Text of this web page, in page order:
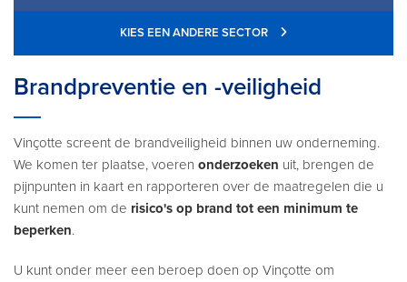
KIES EEN ANDERE SECTOR
Brandpreventie en -veiligheid
Vinçotte screent de brandveiligheid binnen uw onderneming.
We komen ter plaatse, voeren onderzoeken uit, brengen de
pijnpunten in kaart en rapporteren over de maatregelen die u
kunt nemen om de risico's op brand tot een minimum te
beperken.
U kunt onder meer een beroep doen op Vinçotte om